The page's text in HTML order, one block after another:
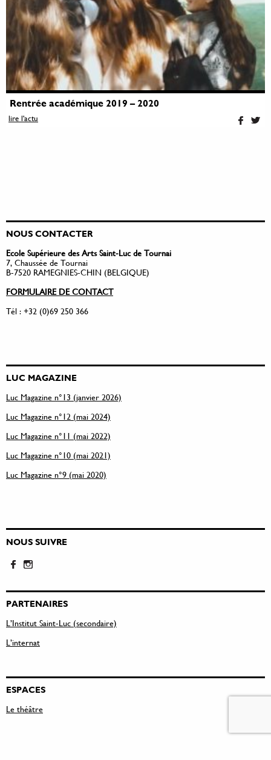
Rentrée académique 2019 – 2020
lire l'actu
NOUS CONTACTER
Ecole Supérieure des Arts Saint-Luc de Tournai
7, Chaussée de Tournai
B-7520 RAMEGNIES-CHIN (BELGIQUE)
FORMULAIRE DE CONTACT
Tél : +32 (0)69 250 366
LUC MAGAZINE
Luc Magazine n°13 (janvier 2026)
Luc Magazine n°12 (mai 2024)
Luc Magazine n°11 (mai 2022)
Luc Magazine n°10 (mai 2021)
Luc Magazine n°9 (mai 2020)
NOUS SUIVRE
PARTENAIRES
L’Institut Saint-Luc (secondaire)
L’internat
ESPACES
Le théâtre